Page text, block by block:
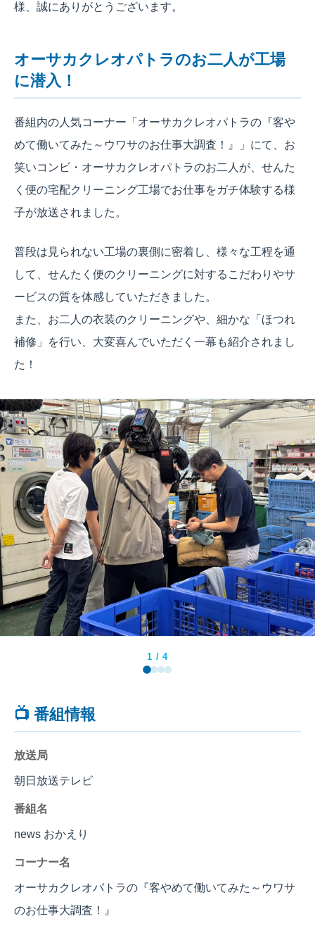
様、誠にありがとうございます。
オーサカクレオパトラのお二人が工場
に潜入！
番組内の人気コーナー「オーサカクレオパトラの『客や
めて働いてみた～ウワサのお仕事大調査！』」にて、お
笑いコンビ・オーサカクレオパトラのお二人が、せんた
く便の宅配クリーニング工場でお仕事をガチ体験する様
子が放送されました。
普段は見られない工場の裏側に密着し、様々な工程を通
して、せんたく便のクリーニングに対するこだわりやサ
ービスの質を体感していただきました。
また、お二人の衣装のクリーニングや、細かな「ほつれ
補修」を行い、大変喜んでいただく一幕も紹介されまし
た！
2 / 4
📺 番組情報
放送局
朝日放送テレビ
番組名
news おかえり
コーナー名
オーサカクレオパトラの『客やめて働いてみた～ウワサ
のお仕事大調査！』